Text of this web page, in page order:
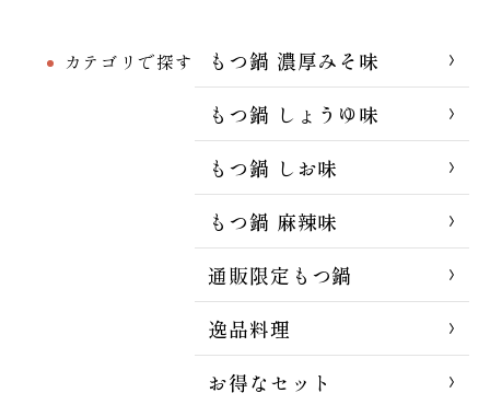
カテゴリで探す
もつ鍋 濃厚みそ味
もつ鍋 しょうゆ味
もつ鍋 しお味
もつ鍋 麻辣味
通販限定もつ鍋
逸品料理
お得なセット